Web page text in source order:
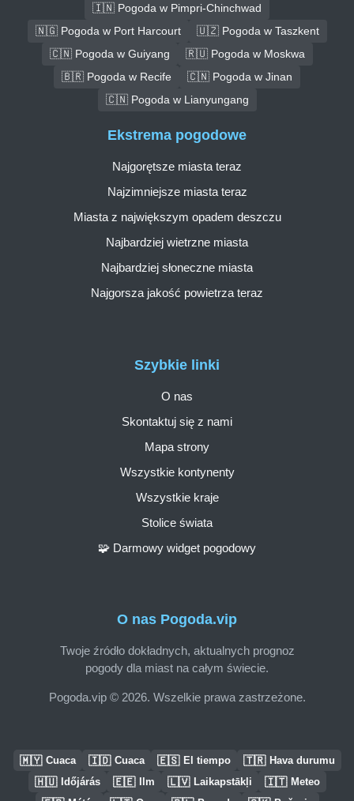
🇮🇳 Pogoda w Pimpri-Chinchwad
🇳🇬 Pogoda w Port Harcourt
🇺🇿 Pogoda w Taszkent
🇨🇳 Pogoda w Guiyang
🇷🇺 Pogoda w Moskwa
🇧🇷 Pogoda w Recife
🇨🇳 Pogoda w Jinan
🇨🇳 Pogoda w Lianyungang
O nas Pogoda.vip
Twoje źródło dokładnych, aktualnych prognoz
pogody dla miast na całym świecie.
Pogoda.vip © 2026. Wszelkie prawa zastrzeżone.
Szybkie linki
O nas
Skontaktuj się z nami
Mapa strony
Wszystkie kontynenty
Wszystkie kraje
Stolice świata
🧩 Darmowy widget pogodowy
Ekstrema pogodowe
Najgorętsze miasta teraz
Najzimniejsze miasta teraz
Miasta z największym opadem deszczu
Najbardziej wietrzne miasta
Najbardziej słoneczne miasta
Najgorsza jakość powietrza teraz
🇲🇾 Cuaca 🇮🇩 Cuaca 🇪🇸 El tiempo 🇹🇷 Hava durumu
🇭🇺 Időjárás 🇪🇪 Ilm 🇱🇻 Laikapstākļi 🇮🇹 Meteo